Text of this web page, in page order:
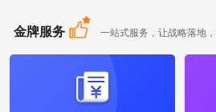
金牌服务 一站式服务，让战略落地